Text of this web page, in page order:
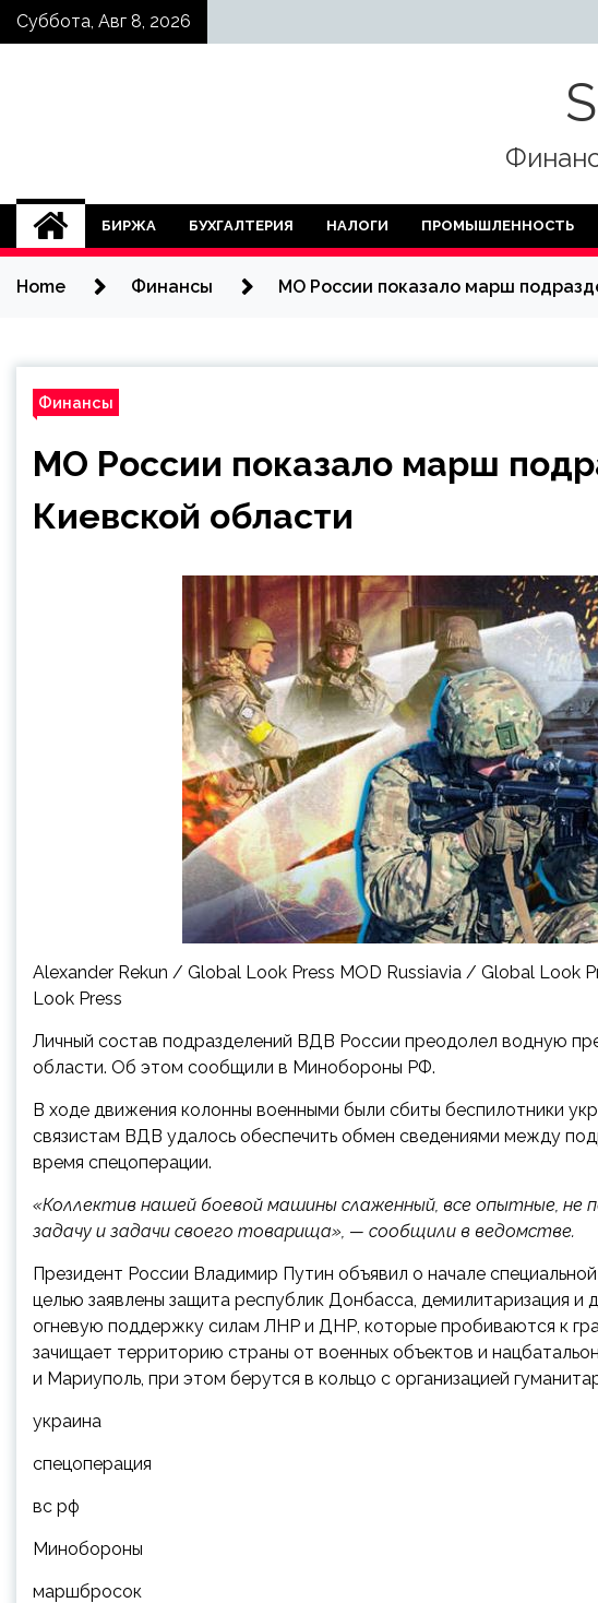
SkipСуббота, Авг 8, 2026
БИРЖА БУХГАЛТЕРИЯ НАЛОГИ ПРОМЫШЛЕННОСТЬ
Home Финансы МО России показало марш
Финансы
МО России показало марш
Киевской области
Alexander Rekun / Global Look Press MOD Russiavia / Global Look
Look Press
Личный состав подразделений ВДВ России преодолел водную
области. Об этом сообщили в Минобороны РФ.
В ходе движения колонны военными были сбиты беспилотники
связистам ВДВ удалось обеспечить обмен сведениями между
время спецоперации.
«Коллектив нашей боевой машины слаженный, все опытные, не
задачу и задачи своего товарища», — сообщили в ведомстве.
Президент России Владимир Путин объявил о начале
целью заявлены защита республик Донбасса, демилитаризация и
огневую поддержку силам ЛНР и ДНР, которые пробиваются к
зачищает территорию страны от военных объектов и
и Мариуполь, при этом берутся в кольцо с организацией
украина
спецоперация
вс рф
Минобороны
маршбросок